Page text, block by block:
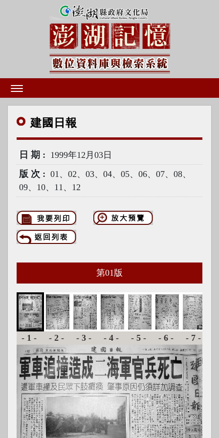
建國 日報
日期 1999年12月03日
版次
01、02、03、04、05、06、07、08、
09、10、11、12
第01 版
-1- -2- -3- -4- -5- -6- -7-